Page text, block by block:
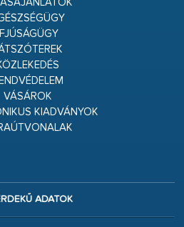
VÁSÁROK
KIADVÁNYOK
ADATOK